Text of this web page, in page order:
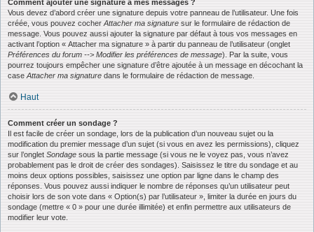
Comment ajouter une signature à mes messages ?
Vous devez d’abord créer une signature depuis votre panneau de l’utilisateur. Une fois
créée, vous pouvez cocher Attacher ma signature sur le formulaire de rédaction de
message. Vous pouvez aussi ajouter la signature par défaut à tous vos messages en
activant l’option « Attacher ma signature » à partir du panneau de l’utilisateur (onglet
Préférences du forum --> Modifier les préférences de message). Par la suite, vous
pourrez toujours empêcher une signature d’être ajoutée à un message en décochant la
case Attacher ma signature dans le formulaire de rédaction de message.
Haut
Comment créer un sondage ?
Il est facile de créer un sondage, lors de la publication d’un nouveau sujet ou la
modification du premier message d’un sujet (si vous en avez les permissions), cliquez
sur l’onglet Sondage sous la partie message (si vous ne le voyez pas, vous n’avez
probablement pas le droit de créer des sondages). Saisissez le titre du sondage et au
moins deux options possibles, saisissez une option par ligne dans le champ des
réponses. Vous pouvez aussi indiquer le nombre de réponses qu’un utilisateur peut
choisir lors de son vote dans « Option(s) par l’utilisateur », limiter la durée en jours du
sondage (mettre « 0 » pour une durée illimitée) et enfin permettre aux utilisateurs de
modifier leur vote.